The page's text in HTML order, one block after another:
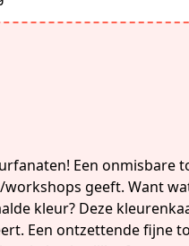
Een onmisbare
geeft. Want
kleur? Deze
Een ontzettende fijne